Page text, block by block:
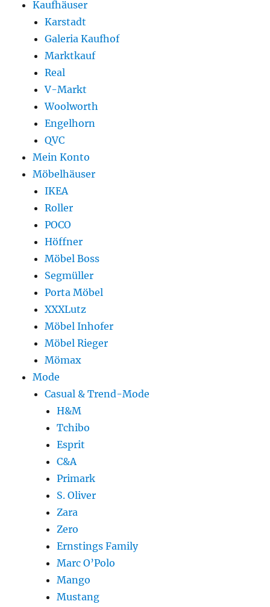
Kaufhäuser
Karstadt
Galeria Kaufhof
Marktkauf
Real
V-Markt
Woolworth
Engelhorn
QVC
Mein Konto
Möbelhäuser
IKEA
Roller
POCO
Höffner
Möbel Boss
Segmüller
Porta Möbel
XXXLutz
Möbel Inhofer
Möbel Rieger
Mömax
Mode
Casual & Trend-Mode
H&M
Tchibo
Esprit
C&A
Primark
S. Oliver
Zara
Zero
Ernstings Family
Marc O’Polo
Mango
Mustang